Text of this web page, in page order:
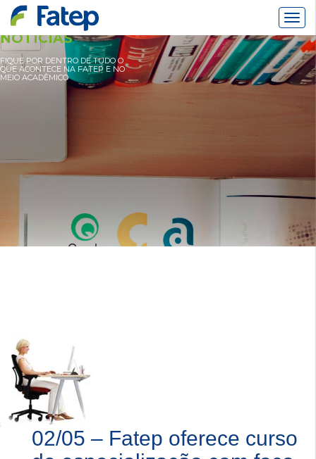
NOTÍCIAS
FIQUE POR DENTRO DE TUDO O
QUE ACONTECE NA FATEP E NO
MEIO ACADÊMICO
02/05 – Fatep oferece curso